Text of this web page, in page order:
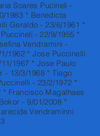
Soares Pucineli -
1983 * Benedicta
Geraldo - 23/6/1961 *
- 22/9/1955 *
Vendramini -
1962 * Jose Puccinelli
1967 * Jose Paulo
- 13/3/1968 * Tiago
- 23/2/1972 *
Francisco Magalhaes
- 9/01/2008 *
Vendraminni